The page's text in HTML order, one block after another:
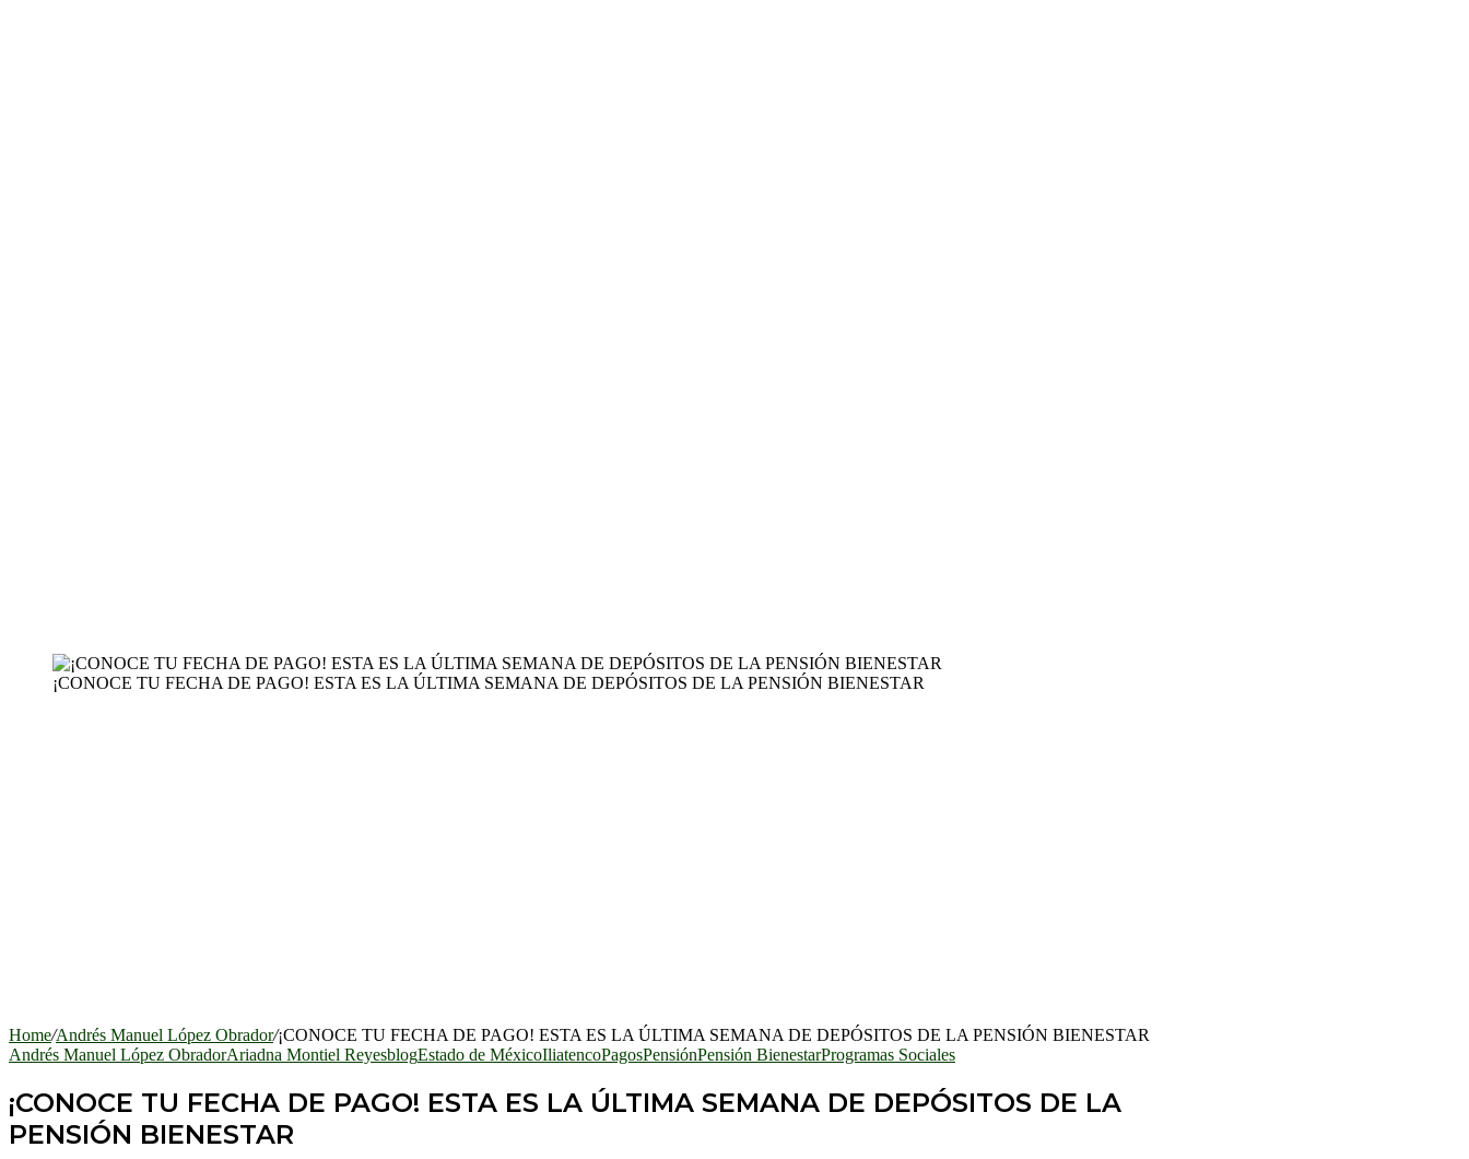
¡CONOCE TU FECHA DE PAGO! ESTA ES LA ÚLTIMA SEMANA DE DEPÓSITOS DE LA PENSIÓN BIENESTAR
Home/Andrés Manuel López Obrador/¡CONOCE TU FECHA DE PAGO! ESTA ES LA ÚLTIMA SEMANA DE DEPÓSITOS DE LA PENSIÓN BIENESTAR
Andrés Manuel López ObradorAriadna Montiel ReyesblogEstado de MéxicoIliatencoPagosPensiónPensión BienestarProgramas Sociales
¡CONOCE TU FECHA DE PAGO! ESTA ES LA ÚLTIMA SEMANA DE DEPÓSITOS DE LA
PENSIÓN BIENESTAR